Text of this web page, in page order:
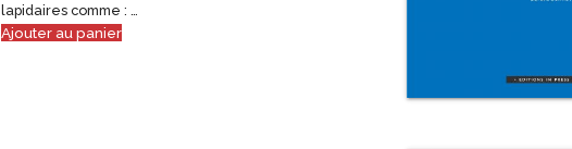
lapidaires comme : …
Ajouter au panier